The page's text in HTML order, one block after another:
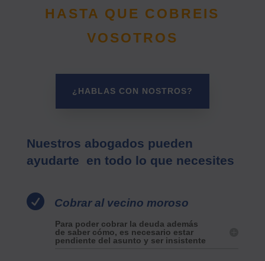
HASTA QUE COBREIS
VOSOTROS
¿HABLAS CON NOSTROS?
Nuestros abogados pueden
ayudarte en todo lo que necesites
 Cobrar al vecino moroso
Para poder cobrar la deuda además
de saber cómo, es necesario estar
pendiente del asunto y ser insistente